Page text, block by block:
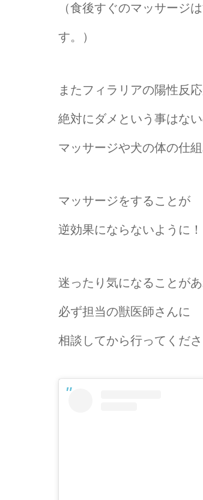
（食後すぐのマッサージ
す。）
またフィラリアの陽性反応
絶対にダメという事はない
マッサージや犬の体の仕
マッサージをすることが
逆効果にならないように！
迷ったり気になることが
必ず担当の獣医師さんに
相談してから行ってくださ